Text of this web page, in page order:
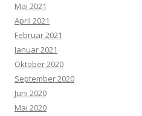
Mai 2021
April 2021
Februar 2021
Januar 2021
Oktober 2020
September 2020
Juni 2020
Mai 2020